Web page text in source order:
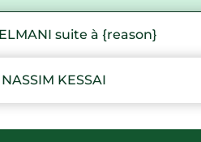
suite à {reason}
KESSAI